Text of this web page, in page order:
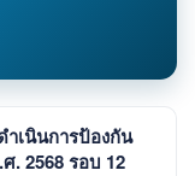
เนินการป้องกัน
. 2568 รอบ 12